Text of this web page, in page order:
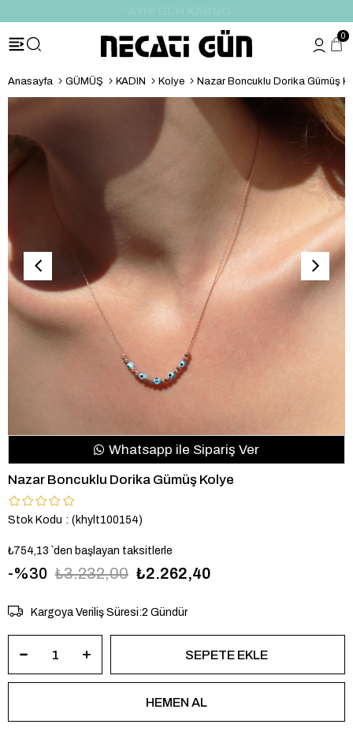
0
Anasayfa GÜMÜŞ KADIN Kolye Nazar Boncuklu Dorika Gümüş
Whatsapp ile Sipariş Ver
Nazar Boncuklu Dorika Gümüş Kolye
Stok Kodu (khylt100154)
₺754,13 `den başlayan taksitlerle
30 ₺3.232,00 ₺2.262,40
Kargoya Veriliş Süresi:2 Gündür